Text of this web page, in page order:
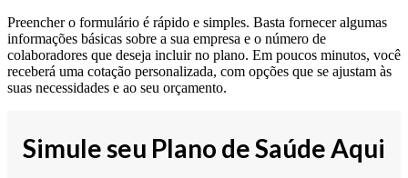
Preencher o formulário é rápido e simples. Basta fornecer algumas
informações básicas sobre a sua empresa e o número de
colaboradores que deseja incluir no plano. Em poucos minutos, você
receberá uma cotação personalizada, com opções que se ajustam às
suas necessidades e ao seu orçamento.
Simule seu Plano de Saúde Aqui